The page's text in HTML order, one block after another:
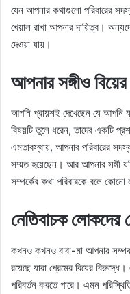
যেন আপনার কথাগুলো পরিবারের
খেয়াল রাখা আপনার দায়িত্ব।
দেওয়া যায়।
আপনার সঙ্গীও
আপনি প্রায়শই দেখেছেন যে আপনি
বিষয়টি তুলে ধরেন, তাদের একটি
এমতাবস্থায়, আপনার পরিবারের
সম্মত হয়েছেন। আর আপনার সঙ্গী
সম্পর্কের কথা পরিবারকে বলে কোনো
নেতিবাচক লোকদের
কখনও কখনও বাবা-মা আপনার
রয়েছে যারা প্রেমের বিয়ের
পরিবর্তন করতে পারে। এমন